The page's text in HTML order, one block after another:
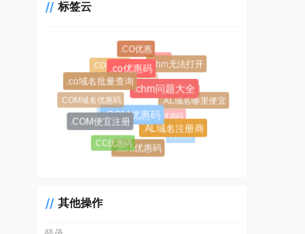
标签云
#1045
#1146
$0.99超级优惠码
.AL域名
.AL域名哪里便宜
.AL域名注册商
.asia优惠码
.CC优惠码
.CC域名
.CC域名注册
.CF
.chm无法打开
.chm问题大全
.COM优惠码
.COM便宜注册
.COM域名优惠码
.COM新购
.CO优惠
.co优惠码
.co域名批量查询
其他操作